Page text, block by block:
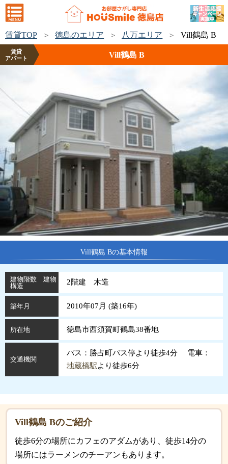
賃貸TOP 徳島のエリア 八万エリア Vill鶴島 B
賃貸
アパート
Vill鶴島 B
Vill鶴島 Bの基本情報
建物階数 建物
構造
2階建 木造
築年月 2010年07月 (築16年)
所在地 徳島市西須賀町鶴島38番地
交通機関
バス：勝占町バス停より徒歩4分 電車：
地蔵橋駅より徒歩6分
Vill鶴島 Bのご紹介
徒歩6分の場所にカフェのアダムがあり、徒歩14分の
場所にはラーメンのチーアンもあります。